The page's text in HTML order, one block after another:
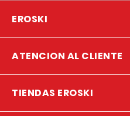
EROSKI
ATENCION AL CLIENTE
TIENDAS EROSKI